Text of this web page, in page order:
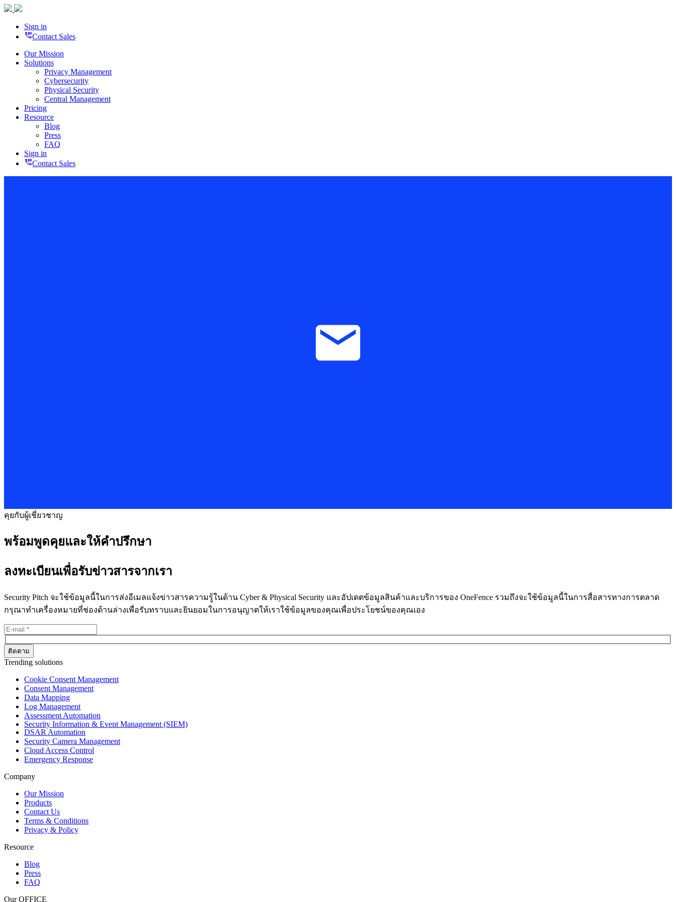
Sign in
perm_phone_msgContact Sales
Our Mission
Solutions
Privacy Management
Cybersecurity
Physical Security
Central Management
Pricing
Resource
Blog
Press
FAQ
Sign in
perm_phone_msgContact Sales
คุยกับผู้เชี่ยวชาญ
พร้อมพูดคุยและให้คำปรึกษา
ลงทะเบียนเพื่อรับข่าวสารจากเรา
Security Pitch จะใช้ข้อมูลนี้ในการส่งอีเมลแจ้งข่าวสารความรู้ในด้าน Cyber & Physical Security และอัปเดตข้อมูลสินค้าและบริการของ OneFence รวมถึงจะใช้ข้อมูลนี้ในการสื่อสารทางการตลาด
กรุณาทำเครื่องหมายที่ช่องด้านล่างเพื่อรับทราบและยินยอมในการอนุญาตให้เราใช้ข้อมูลของคุณเพื่อประโยชน์ของคุณเอง
Trending solutions
Cookie Consent Management
Consent Management
Data Mapping
Log Management
Assessment Automation
Security Information & Event Management (SIEM)
DSAR Automation
Security Camera Management
Cloud Access Control
Emergency Response
Company
Our Mission
Products
Contact Us
Terms & Conditions
Privacy & Policy
Resource
Blog
Press
FAQ
Our OFFICE